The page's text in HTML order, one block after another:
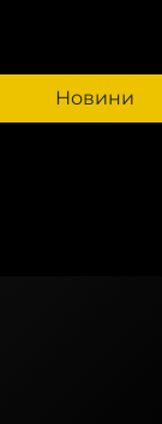
Новини